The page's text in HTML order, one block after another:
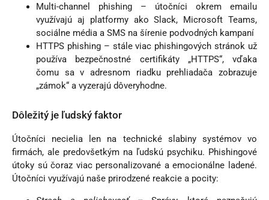
Multi-channel phishing – útočníci okrem emailu
využívajú aj platformy ako Slack, Microsoft Teams,
sociálne média a SMS na šírenie podvodných kampaní
HTTPS phishing – stále viac phishingových stránok už
používa bezpečnostné certifikáty „HTTPS“, vďaka
čomu sa v adresnom riadku prehliadača zobrazuje
„zámok“ a vyzerajú dôveryhodne.
Dôležitý je ľudský faktor
Útočníci necielia len na technické slabiny systémov vo
firmách, ale predovšetkým na ľudskú psychiku. Phishingové
útoky sú čoraz viac personalizované a emocionálne ladené.
Útočníci využívajú naše prirodzené reakcie a pocity: